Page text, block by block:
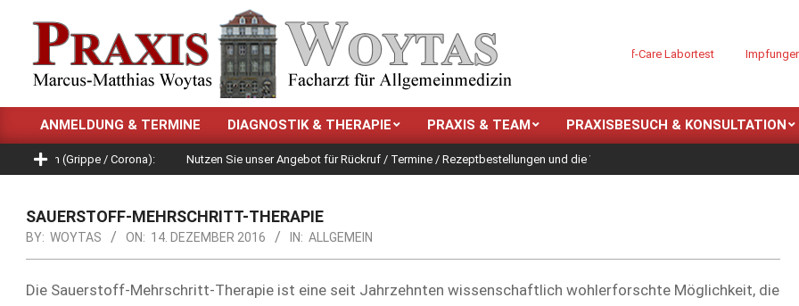
PCR - 15 Minuten Point-of-Care Labortest Impfungen
Primary
Navigation
Menu
ANMELDUNG & TERMINE DIAGNOSTIK & THERAPIE PRAXIS & TEAM PRAXISBESUCH & KONSULTATION
(Grippe / Corona): Nutzen Sie unser Angebot für Rückruf / Termine / Rezeptbestellungen und die VIDEOSPRECHSTUNDE für den „Arztbesuch“
SAUERSTOFF-MEHRSCHRITT-THERAPIE
BY: WOYTAS ON: 14. DEZEMBER 2016 IN: ALLGEMEIN
Die Sauerstoff-Mehrschritt-Therapie ist eine seit Jahrzehnten wissenschaftlich wohlerforschte Möglichkeit, die